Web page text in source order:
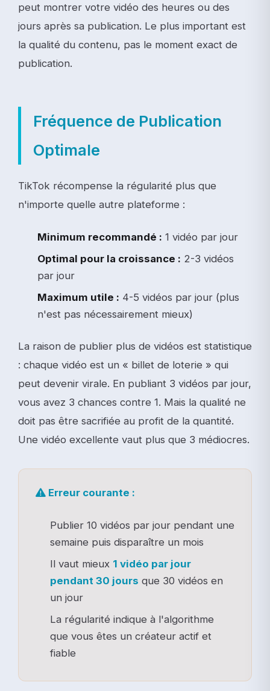
peut montrer votre vidéo des heures ou des
jours après sa publication. Le plus important est
la qualité du contenu, pas le moment exact de
publication.
Fréquence de Publication
Optimale
TikTok récompense la régularité plus que
n'importe quelle autre plateforme :
Minimum recommandé : 1 vidéo par jour
Optimal pour la croissance : 2-3 vidéos
par jour
Maximum utile : 4-5 vidéos par jour (plus
n'est pas nécessairement mieux)
La raison de publier plus de vidéos est statistique
: chaque vidéo est un « billet de loterie » qui
peut devenir virale. En publiant 3 vidéos par jour,
vous avez 3 chances contre 1. Mais la qualité ne
doit pas être sacrifiée au profit de la quantité.
Une vidéo excellente vaut plus que 3 médiocres.
Erreur courante :
Publier 10 vidéos par jour pendant une
semaine puis disparaître un mois
Il vaut mieux 1 vidéo par jour
pendant 30 jours que 30 vidéos en
un jour
La régularité indique à l'algorithme
que vous êtes un créateur actif et
fiable